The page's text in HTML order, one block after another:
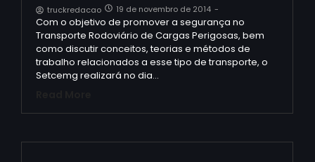
truckredacao 19 de novembro de 2014 -
Com o objetivo de promover a segurança no
Transporte Rodoviário de Cargas Perigosas, bem
como discutir conceitos, teorias e métodos de
trabalho relacionados a esse tipo de transporte, o
Setcemg realizará no dia…